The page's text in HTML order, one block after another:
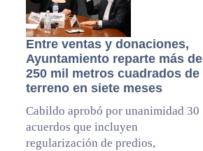
Entre ventas y donaciones,
Ayuntamiento reparte más de
250 mil metros cuadrados de
terreno en siete meses
Cabildo aprobó por unanimidad 30
acuerdos que incluyen
regularización de predios,